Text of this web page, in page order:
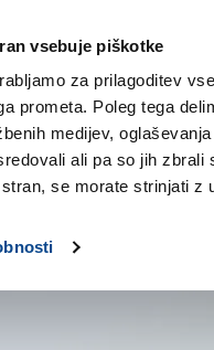
vsebuje piškotke
za prilagoditev
prometa. Poleg tega
medijev,
ali pa so jih zbrali
se morate strinjati z
2026
NOVICE